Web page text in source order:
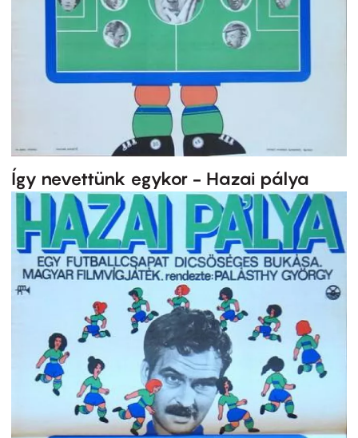
Így nevettünk egykor - Hazai pálya